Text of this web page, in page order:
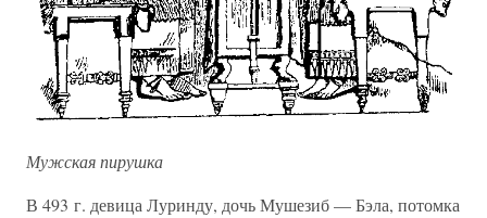
Мужская пирушка
В 493 г. девица Луринду, дочь Мушезиб — Бэла, потомка